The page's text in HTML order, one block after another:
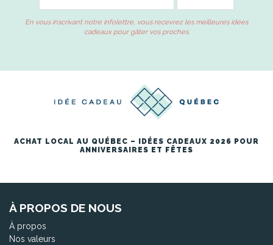
En vous inscrivant notre infolettre, vous recevrez les meilleures idées
cadeaux pour gâter vos proches.
ACHAT LOCAL AU QUÉBEC – IDÉES CADEAUX 2026 POUR
ANNIVERSAIRES ET FÊTES
À PROPOS DE NOUS
À propos
Nos valeurs